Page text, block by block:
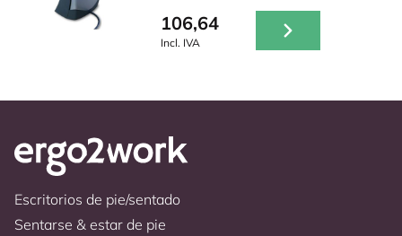
106,64
Incl. IVA
Escritorios de pie/sentado
Sentarse & estar de pie